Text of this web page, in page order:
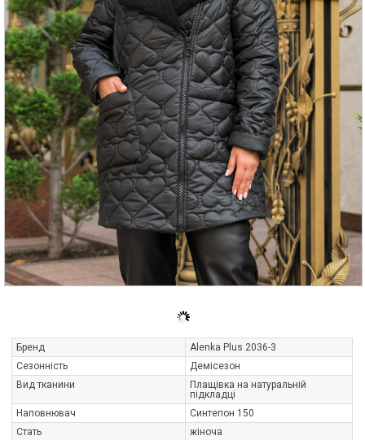
Бренд
Alenka Plus 2036-3
Сезонність
Демісезон
Вид тканини
Плащівка на натуральній
підкладці
Наповнювач
Синтепон 150
Стать
жіноча